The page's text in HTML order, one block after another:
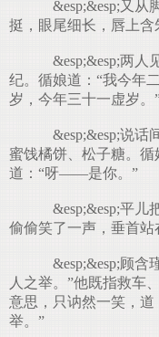
&esp;&esp;又从
挺，眼尾细长，唇上含
&esp;&esp;两人
纪。循娘道：“我今年
岁，今年三十一虚岁。
&esp;&esp;说话
蜜饯橘饼、松子糖。
道：“呀——是你。”
&esp;&esp;平儿
偷偷笑了一声，垂首站
&esp;&esp;顾含
人之举。”他既指救车
意思，只讷然一笑，道
举。”